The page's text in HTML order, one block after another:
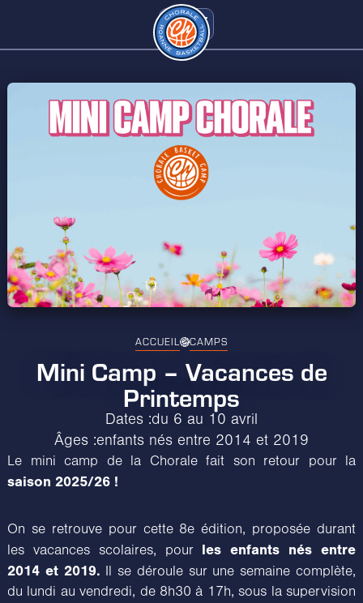
ACCUEIL CAMPS
Mini Camp – Vacances de
Printemps
Dates :du 6 au 10 avril
Âges :enfants nés entre 2014 et 2019
Le mini camp de la Chorale fait son retour pour la
saison 2025/26 !
On se retrouve pour cette 8e édition, proposée durant
les vacances scolaires, pour les enfants nés entre
2014 et 2019. Il se déroule sur une semaine complète,
du lundi au vendredi, de 8h30 à 17h, sous la supervision